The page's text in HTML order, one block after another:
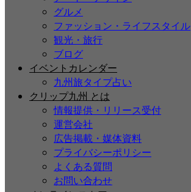
グルメ
ファッション・ライフスタイル
観光・旅行
ブログ
イベントカレンダー
九州旅タイプ占い
クリップ九州 とは
情報提供・リリース受付
運営会社
広告掲載・媒体資料
プライバシーポリシー
よくある質問
お問い合わせ